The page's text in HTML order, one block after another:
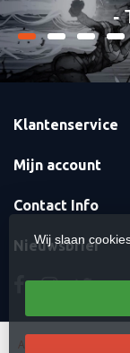
-
Klantenservice
Mijn account
Contact Info
Nieuwsbrief
Wij slaan
Algemene